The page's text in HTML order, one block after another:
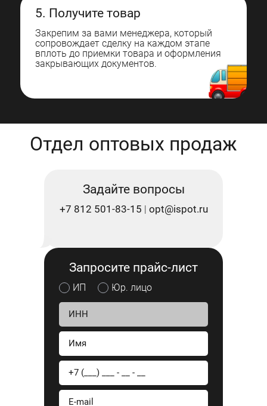
5. Получите товар
Закрепим за вами менеджера, который
сопровождает сделку на каждом этапе
вплоть до приемки товара и оформления
закрывающих документов.
Отдел оптовых продаж
Задайте вопросы
+7 812 501-83-15 opt@ispot.ru
Запросите прайс-лист
ИП Юр. лицо